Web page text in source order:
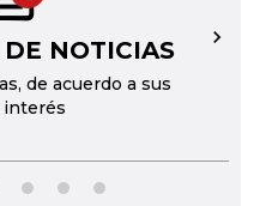
NOTICIAS
de acuerdo a sus
interés
→